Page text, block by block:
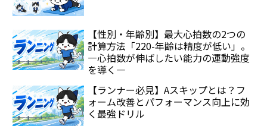
【性別・年齢別】最大心拍数の2つの
計算方法「220-年齢は精度が低い」。
―心拍数が伸ばしたい能力の運動強度
を導く―
【ランナー必見】Aスキップとは？フ
ォーム改善とパフォーマンス向上に効
く最強ドリル